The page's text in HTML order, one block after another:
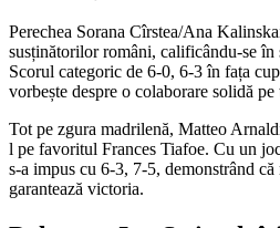
Perechea Sorana Cîrstea/Ana
susținătorilor români, calificându-se
Scorul categoric de 6-0, 6-3 în fața
vorbește despre o colaborare solidă pe
Tot pe zgura madrilenă, Matteo
l pe favoritul Frances Tiafoe. Cu un
s-a impus cu 6-3, 7-5, demonstrând
garantează victoria.